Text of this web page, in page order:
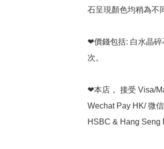
石呈現顏色均稍為不
❤價錢包括: 白水晶
次。
❤本店， 接受 Visa/
Wechat Pay HK/ 微
HSBC & Hang Seng